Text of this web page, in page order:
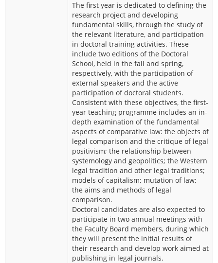
The first year is dedicated to defining the
research project and developing
fundamental skills, through the study of
the relevant literature, and participation
in doctoral training activities. These
include two editions of the Doctoral
School, held in the fall and spring,
respectively, with the participation of
external speakers and the active
participation of doctoral students.
Consistent with these objectives, the first-
year teaching programme includes an in-
depth examination of the fundamental
aspects of comparative law: the objects of
legal comparison and the critique of legal
positivism; the relationship between
systemology and geopolitics; the Western
legal tradition and other legal traditions;
models of capitalism; mutation of law;
the aims and methods of legal
comparison.
Doctoral candidates are also expected to
participate in two annual meetings with
the Faculty Board members, during which
they will present the initial results of
their research and develop work aimed at
publishing in legal journals.